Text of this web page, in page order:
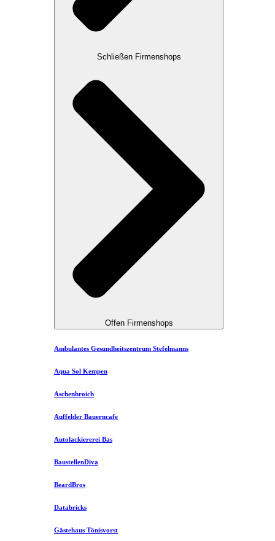
Schließen Firmenshops
Offen Firmenshops
Ambulantes Gesundheitszentrum Stefelmanns
Aqua Sol Kempen
Aschenbroich
Auffelder Bauerncafe
Autolackiererei Bas
BaustellenDiva
BeardBros
Databricks
Gästehaus Tönisvorst